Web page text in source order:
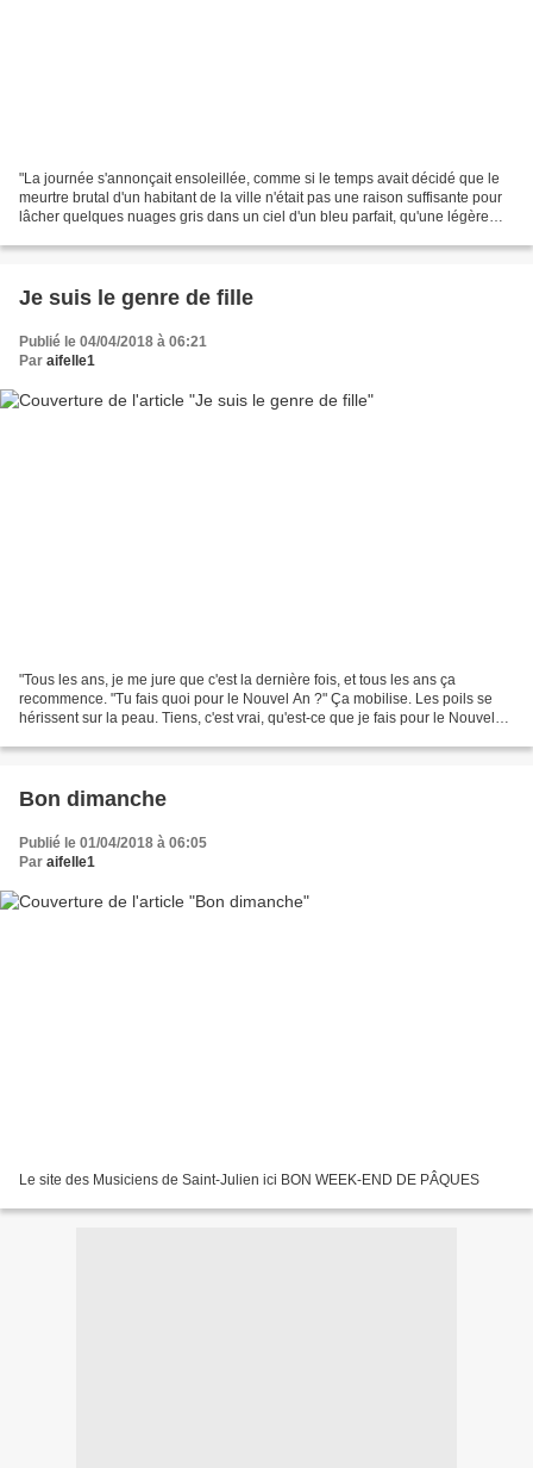
"La journée s'annonçait ensoleillée, comme si le temps avait décidé que le
meurtre brutal d'un habitant de la ville n'était pas une raison suffisante pour
lâcher quelques nuages gris dans un ciel d'un bleu parfait, qu'une légère
Je suis le genre de fille
Publié le 04/04/2018 à 06:21
Par aifelle1
"Tous les ans, je me jure que c'est la dernière fois, et tous les ans ça
recommence. "Tu fais quoi pour le Nouvel An ?" Ça mobilise. Les poils se
hérissent sur la peau. Tiens, c'est vrai, qu'est-ce que je fais pour le Nouvel
Bon dimanche
Publié le 01/04/2018 à 06:05
Par aifelle1
Le site des Musiciens de Saint-Julien ici BON WEEK-END DE PÂQUES